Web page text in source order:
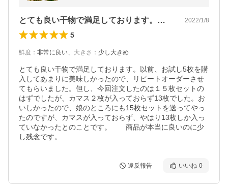
とても良い干物で満足しております。以前… 2022/1/8
5
鮮度 ： 非常に良い、 大きさ ： 少し大きめ
とても良い干物で満足しております。以前、お試し5枚を購
入してあまりに美味しかったので、リピートオーダーさせ
てもらいました。但し、今回注文したのは１５枚セットの
はずでしたが、カマス２枚が入っておらず13枚でした。お
いしかったので、娘のところにも15枚セットを送ってやっ
たのですが、カマスが入っておらず、やはり13枚しか入っ
ていなかったとのことです。　　商品が本当に良いのに少
し残念です。
違反報告 いいね 0